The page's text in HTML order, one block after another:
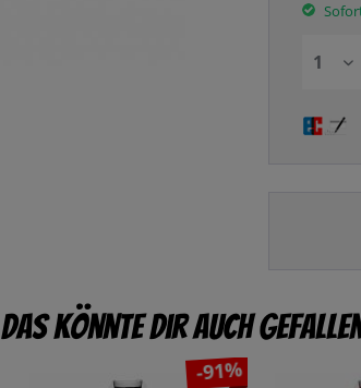
Das könnte dir auch
-91%